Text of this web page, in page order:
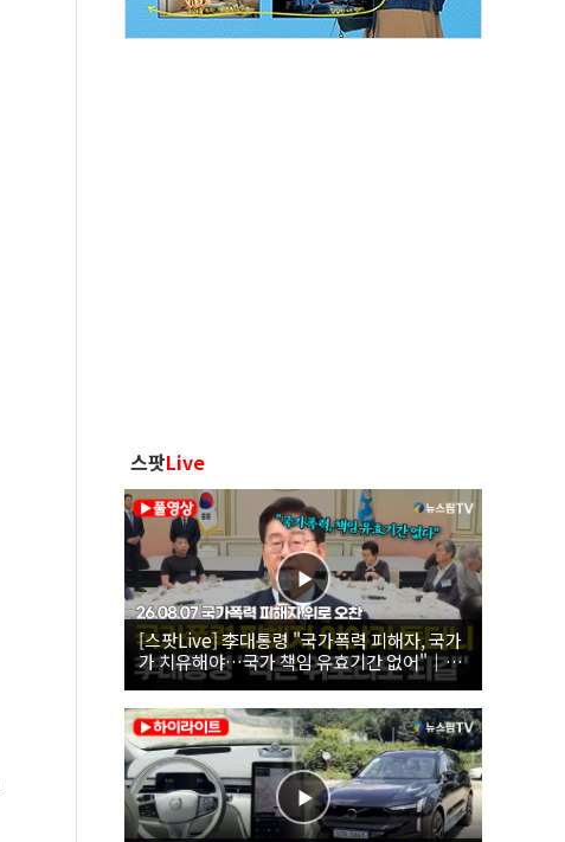
스팟Live
[스팟Live] 李대통령 "국가폭력 피해자, 국가
가 치유해야…국가 책임 유효기간 없어"｜
26.08.07 국가폭력 피해자 위로 오찬